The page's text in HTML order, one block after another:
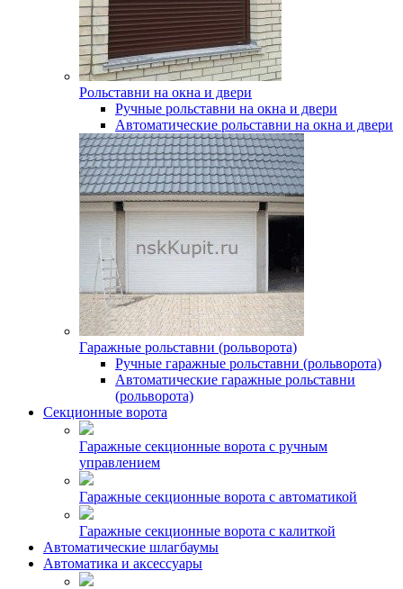
Рольставни на окна и двери
Ручные рольставни на окна и двери
Автоматические рольставни на окна и двери
Гаражные рольставни (рольворота)
Ручные гаражные рольставни (рольворота)
Автоматические гаражные рольставни
(рольворота)
Секционные ворота
Гаражные секционные ворота с ручным
управлением
Гаражные секционные ворота с автоматикой
Гаражные секционные ворота с калиткой
Автоматические шлагбаумы
Автоматика и аксессуары